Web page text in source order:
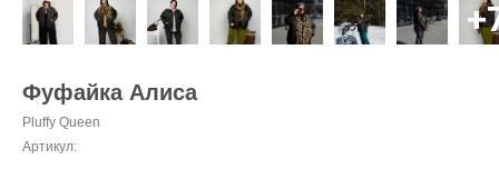
Фуфайка Алиса
Pluffy Queen
Артикул: